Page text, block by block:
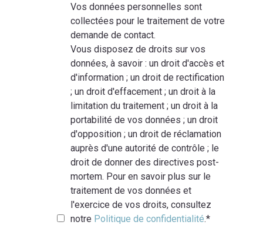
Vos données personnelles sont
collectées pour le traitement de votre
demande de contact.
Vous disposez de droits sur vos
données, à savoir : un droit d'accès et
d'information ; un droit de rectification
; un droit d'effacement ; un droit à la
limitation du traitement ; un droit à la
portabilité de vos données ; un droit
d'opposition ; un droit de réclamation
auprès d'une autorité de contrôle ; le
droit de donner des directives post-
mortem. Pour en savoir plus sur le
traitement de vos données et
l'exercice de vos droits, consultez
notre Politique de confidentialité.*